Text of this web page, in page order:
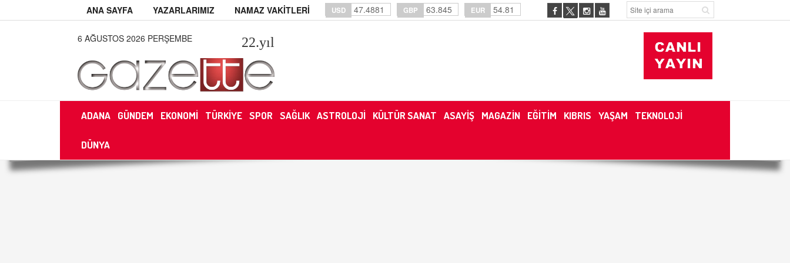
ANA SAYFA YAZARLARIMIZ NAMAZ VAKİTLERİ USD 47.4881 GBP 63.845 EUR 54.81
6 AĞUSTOS 2026 PERŞEMBE 22.yıl
ADANA GÜNDEM EKONOMİ TÜRKİYE SPOR SAĞLIK ASTROLOJİ KÜLTÜR SANAT ASAYİŞ MAGAZİN EĞİTİM KIBRIS YAŞAM TEKNOLOJİ
DÜNYA